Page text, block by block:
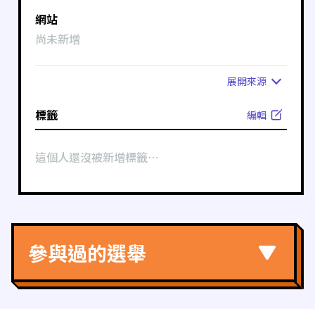
網站
尚未新增
展開來源
標籤 編輯
這個人還沒被新增標籤⋯
參與過的選舉